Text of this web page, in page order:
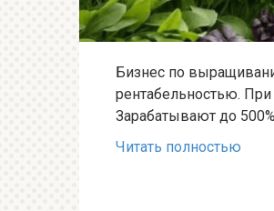
Бизнес по
рентабельностью.
Зарабатывают до
Читать полностью